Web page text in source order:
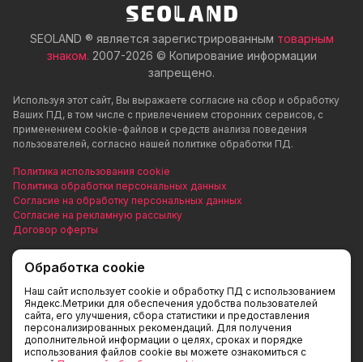
SEOLAND ® является зарегистрированным товарным
знаком. 2007-2026 © Копирование информации
запрещено.
Используя этот сайт, Вы выражаете согласие на сбор и обработку
Ваших ПД, в том числе с привлечением сторонних сервисов, с
применением cookie-файлов и средств анализа поведения
пользователей, согласно нашей политике обработки ПД.
Политика использования cookie
Политика обработки персональных данных
Согласие на обработку персональных данных
Согласие на рекламную рассылку
Договор оферты
Наш веб-ресурс предоставляет исключительно информацию и не
является публичной офертой, согласно Статье 437 ГК РФ.
Предоставленная информация предназначена исключительно для
ознакомления. Вы соглашаетесь использовать ее на свой страх и
риск. Пожалуйста, обратите внимание на обновления прайс-листов
и материалов. Для получения точной информации о стоимости
услуг, свяжитесь с нами по указанным контактам или для заказа
услуг заполните форму обратной связи.
Обработка cookie
Наш сайт использует cookie и обработку ПД с использованием
Яндекс.Метрики для обеспечения удобства пользователей
сайта, его улучшения, сбора статистики и предоставления
персонализированных рекомендаций. Для получения
дополнительной информации о целях, сроках и порядке
использования файлов cookie вы можете ознакомиться с